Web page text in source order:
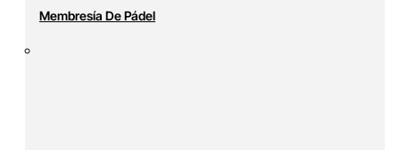
Membresía De Pádel